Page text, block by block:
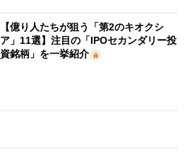
【億り人たちが狙う「第2のキオクシ
ア」11選】注目の「IPOセカンダリー投
資銘柄」を一挙紹介